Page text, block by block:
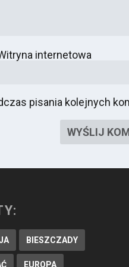
internetowa
pisania kolejnych
BIESZCZADY
EUROPA